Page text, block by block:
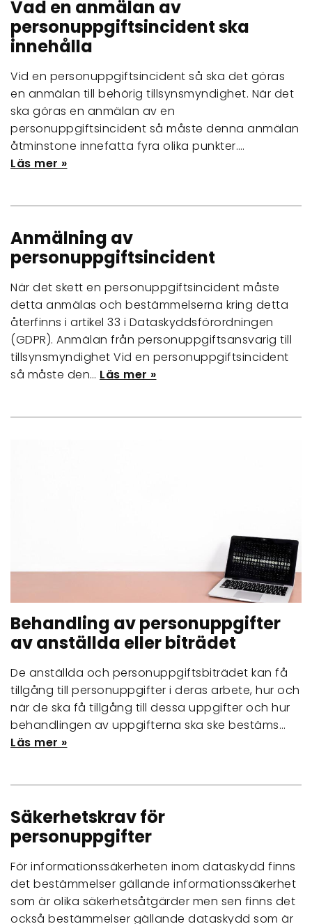
Vad en anmälan av
personuppgiftsincident ska
innehålla
Vid en personuppgiftsincident så ska det göras
en anmälan till behörig tillsynsmyndighet. När det
ska göras en anmälan av en
personuppgiftsincident så måste denna anmälan
åtminstone innefatta fyra olika punkter.…
Läs mer »
Anmälning av
personuppgiftsincident
När det skett en personuppgiftsincident måste
detta anmälas och bestämmelserna kring detta
återfinns i artikel 33 i Dataskyddsförordningen
(GDPR). Anmälan från personuppgiftsansvarig till
tillsynsmyndighet Vid en personuppgiftsincident
så måste den… Läs mer »
Behandling av personuppgifter
av anställda eller biträdet
De anställda och personuppgiftsbiträdet kan få
tillgång till personuppgifter i deras arbete, hur och
när de ska få tillgång till dessa uppgifter och hur
behandlingen av uppgifterna ska ske bestäms…
Läs mer »
Säkerhetskrav för
personuppgifter
För informationssäkerheten inom dataskydd finns
det bestämmelser gällande informationssäkerhet
som är olika säkerhetsåtgärder men sen finns det
också bestämmelser gällande dataskydd som är